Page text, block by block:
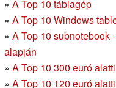
» A Top 10 táblagép
» A Top 10 Windows
» A Top 10 subnotebook
alapján
» A Top 10 300 euró
» A Top 10 120 euró